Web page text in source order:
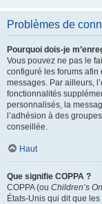
Problèmes de
Pourquoi dois-je
Vous pouvez ne pas le
configuré les forums afin
messages. Par ailleurs,
fonctionnalités
personnalisés, la
l’adhésion à des
conseillée.
Haut
Que signifie COPPA ?
COPPA (ou Children’s
États-Unis qui dit que